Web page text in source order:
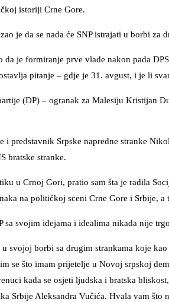
istoriji Crne Gore.
je da se nada će SNP istrajati u borbi za
da je formiranje prve vlade nakon pada
pitanje – gdje je 31. avgust, i je li
(DP) – ogranak za Malesiju Kristijan
i predstavnik Srpske napredne stranke
bratske stranke.
u Crnoj Gori, pratio sam šta je radila
na političkoj sceni Crne Gore i Srbije, a
sa svojim idejama i idealima nikada nije
svojoj borbi sa drugim strankama koje
se što imam prijetelje u Novoj srpskoj
kada se osjeti ljudska i bratska
Srbije Aleksandra Vučića. Hvala vam